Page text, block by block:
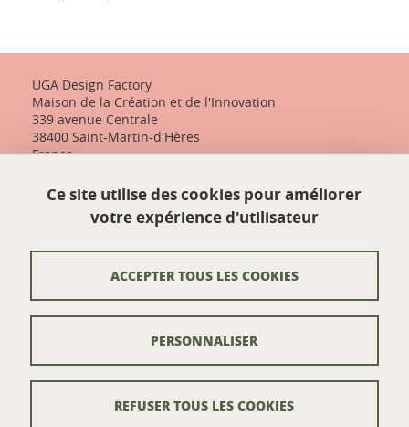
UGA Design Factory
Maison de la Création et de l'Innovation
339 avenue Centrale
38400 Saint-Martin-d'Hères
France
+33 (0)4 57 04 10 55
designfactory-contact@univ-grenoble-alpes.fr
Nos actualités
Contact
Venir à UGA Design Factory
Crédits
Mentions légales
Ce site utilise des cookies pour améliorer
votre expérience d'utilisateur
ACCEPTER TOUS LES COOKIES
REFUSER TOUS LES COOKIES
PERSONNALISER